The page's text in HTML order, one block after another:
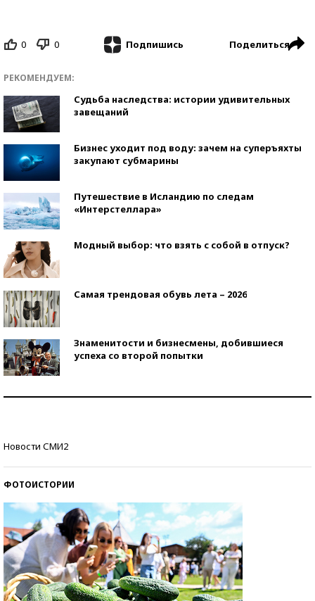
0 0 Подпишись Поделиться
РЕКОМЕНДУЕМ:
Судьба наследства: истории удивительных
завещаний
Бизнес уходит под воду: зачем на суперъяхты
закупают субмарины
Путешествие в Исландию по следам
«Интерстеллара»
Модный выбор: что взять с собой в отпуск?
Самая трендовая обувь лета – 2026
Знаменитости и бизнесмены, добившиеся
успеха со второй попытки
Новости СМИ2
ФОТОИСТОРИИ